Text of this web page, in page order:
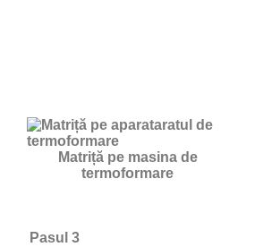
Matriță pe masina de
termoformare
Pasul 3